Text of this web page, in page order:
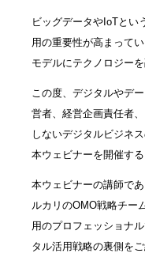
ビッグデータやIoTとい
用の重要性が高まって
モデルにテクノロジー
この度、デジタルやデ
営者、経営企画責任者
しないデジタルビジネ
本ウェビナーを開催する
本ウェビナーの講師で
ルカリのOMO戦略チー
用のプロフェッショナ
タル活用戦略の裏側をご